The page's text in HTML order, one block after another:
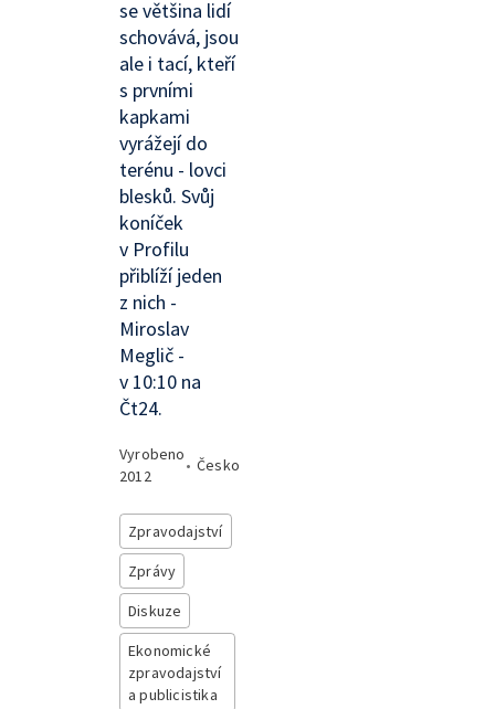
se většina lidí
schovává, jsou
ale i tací, kteří
s prvními
kapkami
vyrážejí do
terénu - lovci
blesků. Svůj
koníček
v Profilu
přiblíží jeden
z nich -
Miroslav
Meglič -
v 10:10 na
Čt24.
Vyrobeno
2012
• Česko
Zpravodajství
Zprávy
Diskuze
Ekonomické
zpravodajství
a publicistika